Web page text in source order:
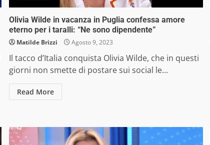
Olivia Wilde in vacanza in Puglia confessa amore
eterno per i taralli: “Ne sono dipendente”
Matilde Brizzi Agosto 9, 2023
Il tacco d’Italia conquista Olivia Wilde, che in questi
giorni non smette di postare sui social le...
Read More